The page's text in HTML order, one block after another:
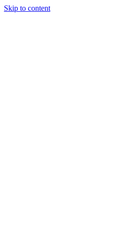
Skip to content